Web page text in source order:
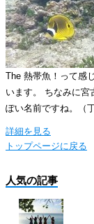
The 熱帯魚！って感
います。 ちなみに宮
ぽい名前ですね。（
詳細を見る
トップページに戻る
人気の記事